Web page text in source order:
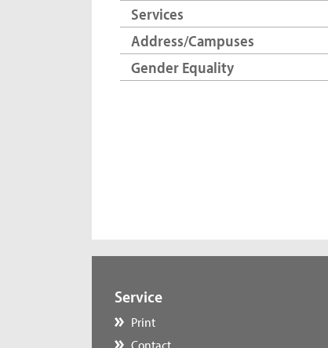
Services
Address/Campuses
Gender Equality
Service
Print
Contact